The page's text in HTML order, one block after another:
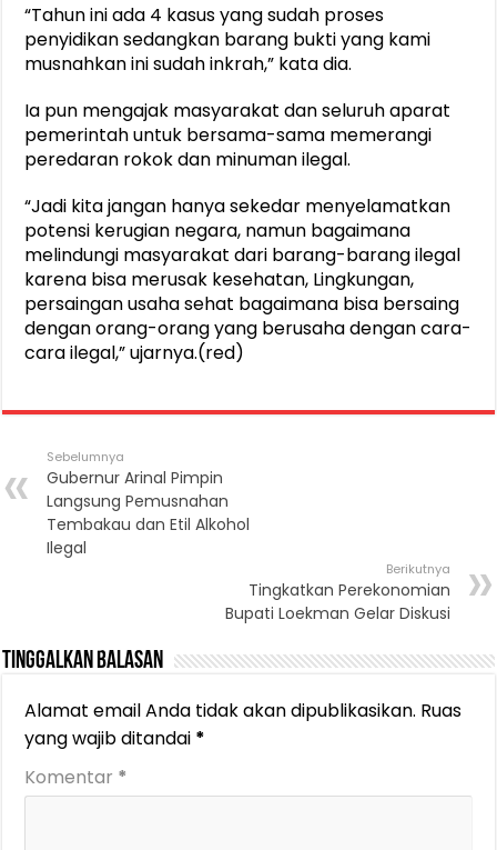
“Tahun ini ada 4 kasus yang sudah proses
penyidikan sedangkan barang bukti yang kami
musnahkan ini sudah inkrah,” kata dia.
Ia pun mengajak masyarakat dan seluruh aparat
pemerintah untuk bersama-sama memerangi
peredaran rokok dan minuman ilegal.
“Jadi kita jangan hanya sekedar menyelamatkan
potensi kerugian negara, namun bagaimana
melindungi masyarakat dari barang-barang ilegal
karena bisa merusak kesehatan, Lingkungan,
persaingan usaha sehat bagaimana bisa bersaing
dengan orang-orang yang berusaha dengan cara-
cara ilegal,” ujarnya.(red)
Sebelumnya
Gubernur Arinal Pimpin
Langsung Pemusnahan
Tembakau dan Etil Alkohol
Ilegal
Berikutnya
Tingkatkan Perekonomian
Bupati Loekman Gelar Diskusi
Tinggalkan Balasan
Alamat email Anda tidak akan dipublikasikan. Ruas
yang wajib ditandai *
Komentar *